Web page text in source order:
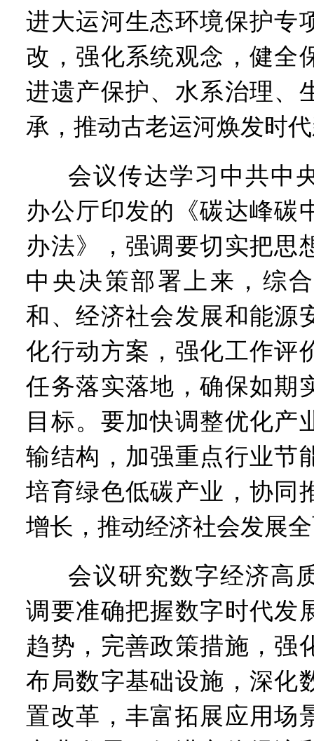
进大运河生态环境保护专
改，强化系统观念，健全
进遗产保护、水系治理、
承，推动古老运河焕发时
会议传达学习中共中
办公厅印发的《碳达峰碳
办法》，强调要切实把思
中央决策部署上来，综
和、经济社会发展和能源
化行动方案，强化工作评
任务落实落地，确保如期
目标。要加快调整优化产
输结构，加强重点行业节
培育绿色低碳产业，协同
增长，推动经济社会发展
会议研究数字经济高
调要准确把握数字时代发
趋势，完善政策措施，强
布局数字基础设施，深化
置改革，丰富拓展应用场